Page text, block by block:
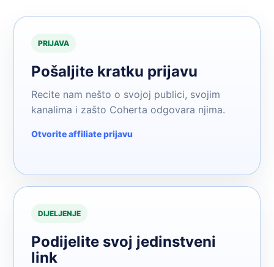
PRIJAVA
Pošaljite kratku prijavu
Recite nam nešto o svojoj publici, svojim
kanalima i zašto Coherta odgovara njima.
Otvorite affiliate prijavu
DIJELJENJE
Podijelite svoj jedinstveni
link